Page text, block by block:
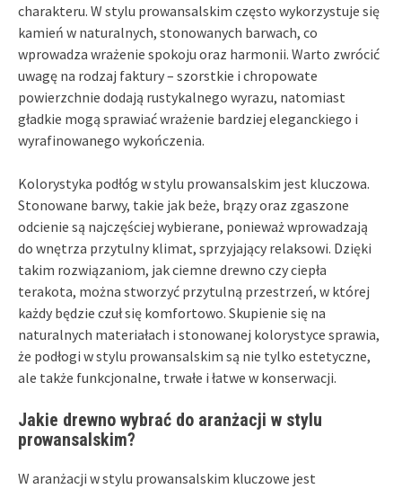
charakteru. W stylu prowansalskim często wykorzystuje się
kamień w naturalnych, stonowanych barwach, co
wprowadza wrażenie spokoju oraz harmonii. Warto zwrócić
uwagę na rodzaj faktury – szorstkie i chropowate
powierzchnie dodają rustykalnego wyrazu, natomiast
gładkie mogą sprawiać wrażenie bardziej eleganckiego i
wyrafinowanego wykończenia.
Kolorystyka podłóg w stylu prowansalskim jest kluczowa.
Stonowane barwy, takie jak beże, brązy oraz zgaszone
odcienie są najczęściej wybierane, ponieważ wprowadzają
do wnętrza przytulny klimat, sprzyjający relaksowi. Dzięki
takim rozwiązaniom, jak ciemne drewno czy ciepła
terakota, można stworzyć przytulną przestrzeń, w której
każdy będzie czuł się komfortowo. Skupienie się na
naturalnych materiałach i stonowanej kolorystyce sprawia,
że podłogi w stylu prowansalskim są nie tylko estetyczne,
ale także funkcjonalne, trwałe i łatwe w konserwacji.
Jakie drewno wybrać do aranżacji w stylu
prowansalskim?
W aranżacji w stylu prowansalskim kluczowe jest